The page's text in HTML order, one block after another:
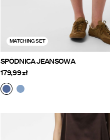
MATCHING SET
SPÓDNICA JEANSOWA
179,99 zł